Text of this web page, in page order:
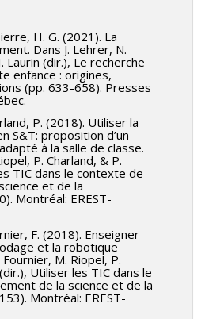
H. G. (2021). La
Dans J. Lehrer, N.
Laurin (dir.), Le recherche
enfance : origines,
(pp. 633-658). Presses
P. (2018). Utiliser la
S&T: proposition d’un
à la salle de classe.
P. Charland, & P.
TIC dans le contexte de
et de la
Montréal: EREST-
F. (2018). Enseigner
et la robotique
M. Riopel, P.
Utiliser les TIC dans le
de la science et de la
Montréal: EREST-